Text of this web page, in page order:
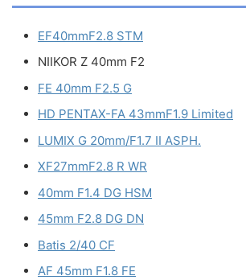
EF40mmF2.8 STM
NIIKOR Z 40mm F2
FE 40mm F2.5 G
HD PENTAX-FA 43mmF1.9 Limited
LUMIX G 20mm/F1.7 II ASPH.
XF27mmF2.8 R WR
40mm F1.4 DG HSM
45mm F2.8 DG DN
Batis 2/40 CF
AF 45mm F1.8 FE